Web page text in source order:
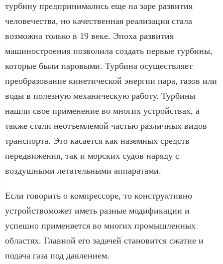
турбину предпринимались еще на заре развития
человечества, но качественная реализация стала
возможна только в 19 веке. Эпоха развития
машиностроения позволила создать первые турбины,
которые были паровыми. Турбина осуществляет
преобразование кинетической энергии пара, газов или
воды в полезную механическую работу. Турбины
нашли свое применение во многих устройствах, а
также стали неотъемлемой частью различных видов
транспорта. Это касается как наземных средств
передвижения, так и морских судов наряду с
воздушными летательными аппаратами.
Если говорить о компрессоре, то конструктивно
устройствоможет иметь разные модификации и
успешно применяется во многих промышленных
областях. Главной его задачей становится сжатие и
подача газа под давлением.